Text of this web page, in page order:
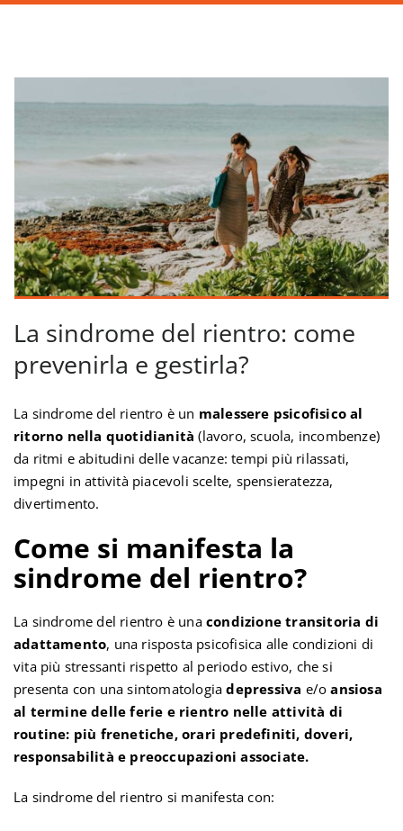
La sindrome del rientro: come
prevenirla e gestirla?
La sindrome del rientro è un malessere psicofisico al
ritorno nella quotidianità (lavoro, scuola, incombenze)
da ritmi e abitudini delle vacanze: tempi più rilassati,
impegni in attività piacevoli scelte, spensieratezza,
divertimento.
Come si manifesta la
sindrome del rientro?
La sindrome del rientro è una condizione transitoria di
adattamento, una risposta psicofisica alle condizioni di
vita più stressanti rispetto al periodo estivo, che si
presenta con una sintomatologiadepressiva e/oansiosa
al termine delle ferie e rientro nelle attività di
routine: più frenetiche, orari predefiniti, doveri,
responsabilità e preoccupazioni associate.
La sindrome del rientro si manifesta con: